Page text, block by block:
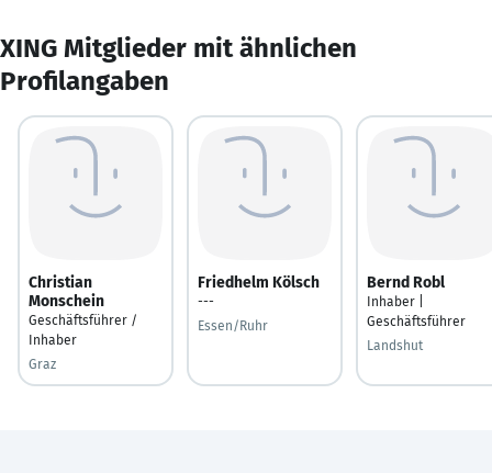
XING Mitglieder mit ähnlichen
Profilangaben
Christian
Monschein
Geschäftsführer /
Inhaber
Graz
Friedhelm Kölsch
---
Essen/Ruhr
Bernd Robl
Inhaber |
Geschäftsführer
Landshut